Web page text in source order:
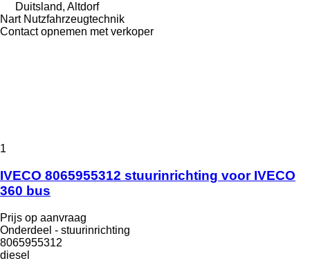
Duitsland, Altdorf
Nart Nutzfahrzeugtechnik
Contact opnemen met verkoper
1
IVECO 8065955312 stuurinrichting voor IVECO
360 bus
Prijs op aanvraag
Onderdeel - stuurinrichting
8065955312
diesel